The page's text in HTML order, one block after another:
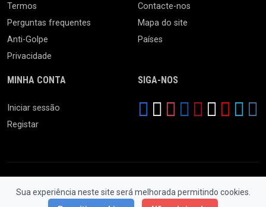
Sua experiência neste site será melhorada permitindo cookies.
Termos
Perguntas frequentes
Anti-Golpe
Privacidade
Contacte-nos
Mapa do site
Países
MINHA CONTA
Iniciar sessão
Registar
SIGA-NOS
© 2026 Feira da Ladra. Todos os Direitos Reservados.